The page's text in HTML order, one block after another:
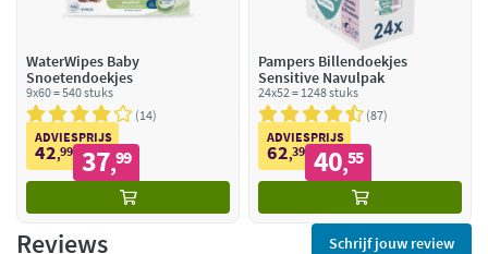
WaterWipes Baby
Snoetendoekjes
9x60 = 540 stuks
14
ADVIESPRIJS
42,99 37,99
Pampers Billendoekjes
Sensitive Navulpak
24x52 = 1248 stuks
87
ADVIESPRIJS
62,39 40,55
Reviews Schrijf jouw review